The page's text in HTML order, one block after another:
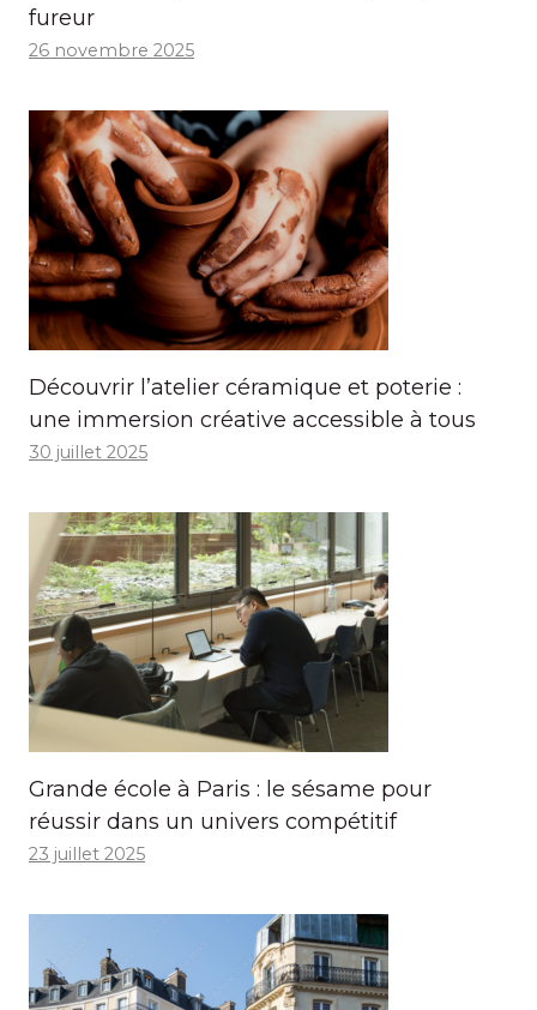
fureur
26 novembre 2025
Découvrir l’atelier céramique et poterie :
une immersion créative accessible à tous
30 juillet 2025
Grande école à Paris : le sésame pour
réussir dans un univers compétitif
23 juillet 2025